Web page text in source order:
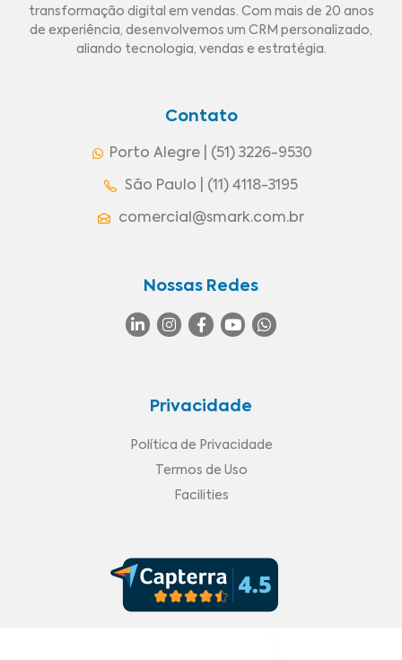
transformação digital em vendas. Com mais de 20 anos
de experiência, desenvolvemos um CRM personalizado,
aliando tecnologia, vendas e estratégia.
Contato
Porto Alegre | (51) 3226-9530
São Paulo | (11) 4118-3195
comercial@smark.com.br
Nossas Redes
Privacidade
Política de Privacidade
Termos de Uso
Facilities